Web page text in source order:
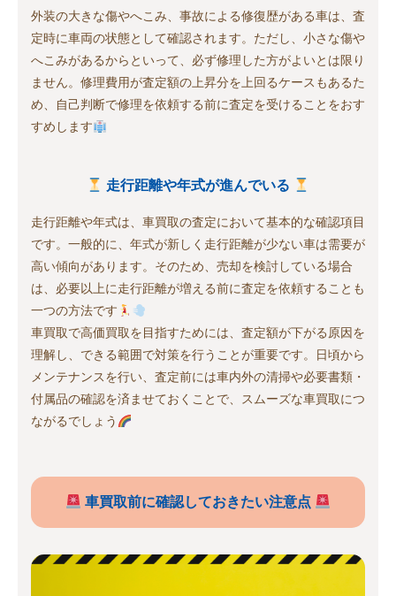
外装の大きな傷やへこみ、事故による修復歴がある車は、査
定時に車両の状態として確認されます。ただし、小さな傷や
へこみがあるからといって、必ず修理した方がよいとは限り
ません。修理費用が査定額の上昇分を上回るケースもあるた
め、自己判断で修理を依頼する前に査定を受けることをおす
すめします
走行距離や年式が進んでいる
走行距離や年式は、車買取の査定において基本的な確認項目
です。一般的に、年式が新しく走行距離が少ない車は需要が
高い傾向があります。そのため、売却を検討している場合
は、必要以上に走行距離が増える前に査定を依頼することも
一つの方法です
車買取で高価買取を目指すためには、査定額が下がる原因を
理解し、できる範囲で対策を行うことが重要です。日頃から
メンテナンスを行い、査定前には車内外の清掃や必要書類・
付属品の確認を済ませておくことで、スムーズな車買取につ
ながるでしょう
車買取前に確認しておきたい注意点